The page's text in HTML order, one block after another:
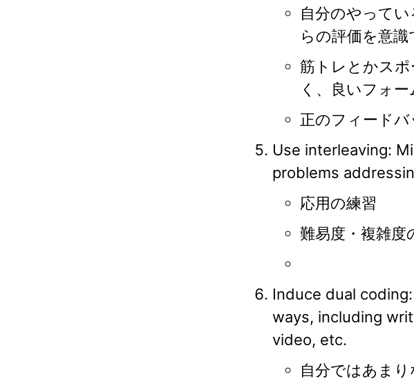
自分のやって
らの評価を意識
筋トレとかス
く、良いフォ
正のフィードバ
Use interleaving:
problems
応用の練習
難易度・複雑度
Induce dual
ways, including
video, etc.
自分ではあま